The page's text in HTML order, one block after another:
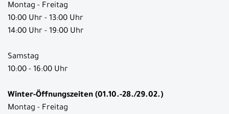
Montag - Freitag
10:00 Uhr - 13:00 Uhr
14:00 Uhr - 19:00 Uhr
Samstag
10:00 - 16:00 Uhr
Winter-Öffnungszeiten (01.10.-28./29.02.)
Montag - Freitag